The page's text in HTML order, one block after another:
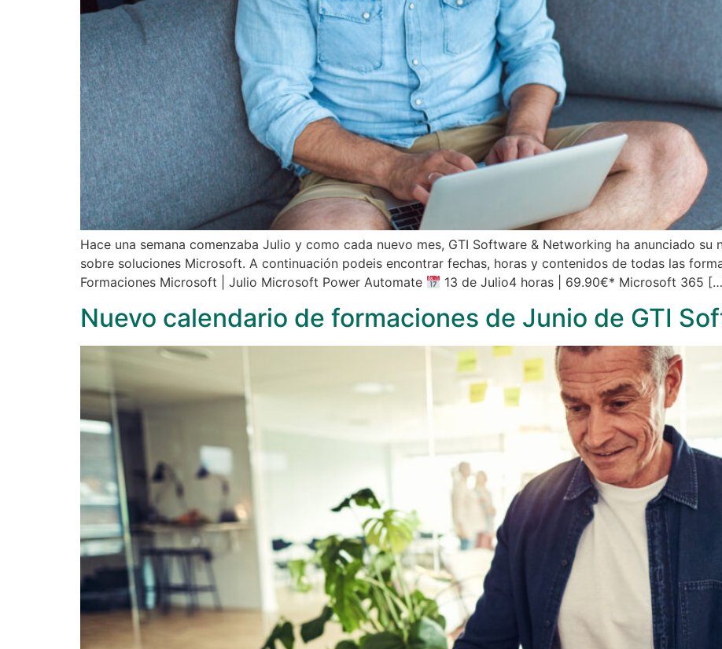
Hace una semana comenzaba Julio y como cada nuevo mes, GTI Software & Networking ha anunciado
sobre soluciones Microsoft. A continuación podeis encontrar fechas, horas y contenidos de todas las
Formaciones Microsoft | Julio Microsoft Power Automate
13 de Julio4 horas | 69.90€* Microsoft 365
Nuevo calendario de formaciones de Junio de GTI